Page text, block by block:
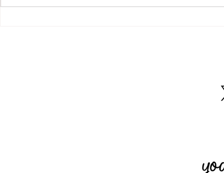
秋のお外ヨガ in Kyoto